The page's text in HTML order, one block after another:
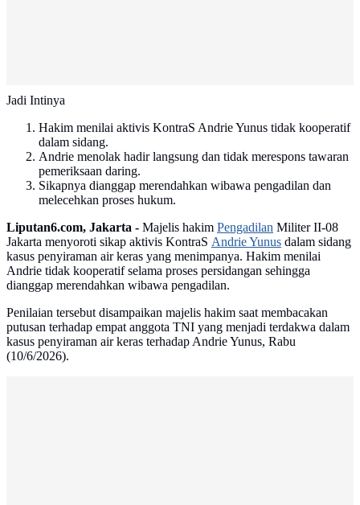
Jadi Intinya
Hakim menilai aktivis KontraS Andrie Yunus tidak kooperatif
dalam sidang.
Andrie menolak hadir langsung dan tidak merespons tawaran
pemeriksaan daring.
Sikapnya dianggap merendahkan wibawa pengadilan dan
melecehkan proses hukum.
Liputan6.com, Jakarta - Majelis hakim Pengadilan Militer II-08
Jakarta menyoroti sikap aktivis KontraS Andrie Yunus dalam sidang
kasus penyiraman air keras yang menimpanya. Hakim menilai
Andrie tidak kooperatif selama proses persidangan sehingga
dianggap merendahkan wibawa pengadilan.
Penilaian tersebut disampaikan majelis hakim saat membacakan
putusan terhadap empat anggota TNI yang menjadi terdakwa dalam
kasus penyiraman air keras terhadap Andrie Yunus, Rabu
(10/6/2026).